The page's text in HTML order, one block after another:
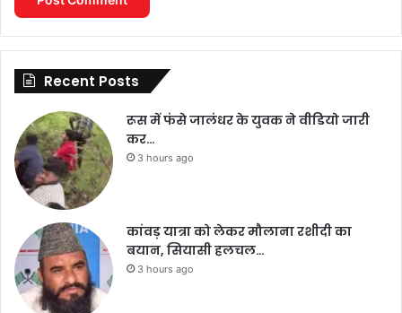
Recent Posts
रूस में फंसे जालंधर के युवक ने वीडियो जारी
कर…
3 hours ago
कांवड़ यात्रा को लेकर मौलाना रशीदी का
बयान, सियासी हलचल…
3 hours ago